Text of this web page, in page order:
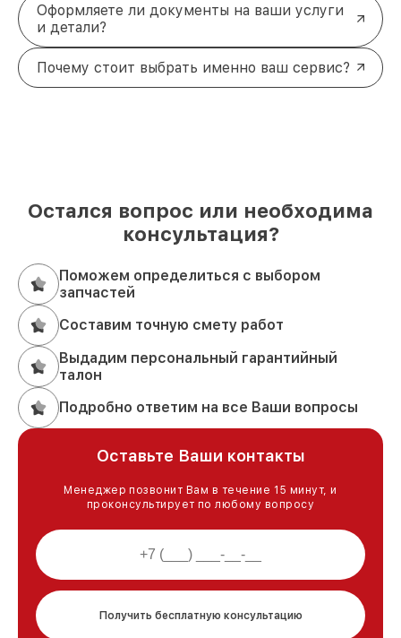
Оформляете ли документы на ваши услуги
и детали?
Почему стоит выбрать именно ваш сервис?
Остался вопрос или необходима
консультация?
Поможем определиться с выбором
запчастей
Составим точную смету работ
Выдадим персональный гарантийный
талон
Подробно ответим на все Ваши вопросы
Оставьте Ваши контакты
Менеджер позвонит Вам в течение 15 минут, и
проконсультирует по любому вопросу
Получить бесплатную консультацию